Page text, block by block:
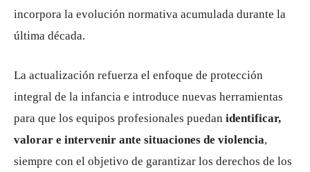
incorpora la evolución normativa acumulada durante la
última década.
La actualización refuerza el enfoque de protección
integral de la infancia e introduce nuevas herramientas
para que los equipos profesionales puedan identificar,
valorar e intervenir ante situaciones de violencia,
siempre con el objetivo de garantizar los derechos de los